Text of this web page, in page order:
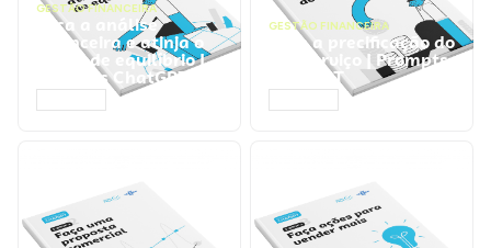
GESTÃO FINANCEIRA
Faça a análise
financeira e atinja o
ponto de equilíbrio |
Prompts ChatGPT
GESTÃO FINANCEIRA
Faça a precificação do
seu serviço | Prompts
ChatGPT